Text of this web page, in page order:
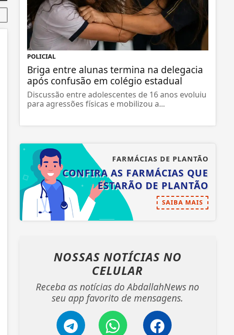
POLICIAL
Briga entre alunas termina na delegacia
após confusão em colégio estadual
Discussão entre adolescentes de 16 anos evoluiu
para agressões físicas e mobilizou a...
FARMÁCIAS DE PLANTÃO
CONFIRA AS FARMÁCIAS QUE
ESTARÃO DE PLANTÃO
SAIBA MAIS
NOSSAS NOTÍCIAS NO
CELULAR
Receba as notícias do AbdallahNews no
seu app favorito de mensagens.